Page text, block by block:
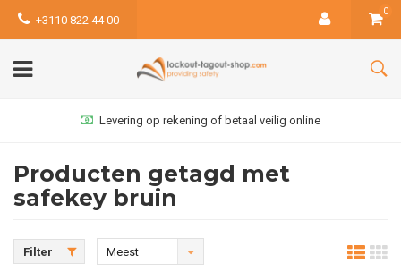
+3110 822 44 00
0
Levering op rekening of betaal veilig online
Producten getagd met
safekey bruin
Filter
Meest